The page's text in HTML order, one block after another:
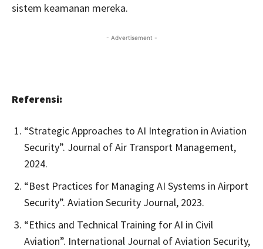
sistem keamanan mereka.
- Advertisement -
Referensi:
“Strategic Approaches to AI Integration in Aviation
Security”. Journal of Air Transport Management,
2024.
“Best Practices for Managing AI Systems in Airport
Security”. Aviation Security Journal, 2023.
“Ethics and Technical Training for AI in Civil
Aviation”. International Journal of Aviation Security,